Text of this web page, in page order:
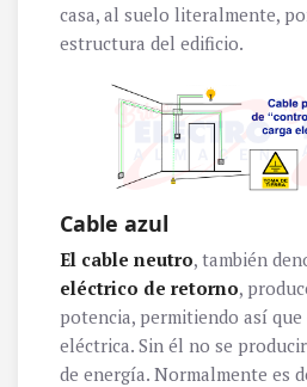
casa, al suelo literalmente,
estructura del edificio.
Cable azul
El cable neutro, también
eléctrico de retorno,
potencia, permitiendo así
eléctrica. Sin él no se
de energía. Normalmente es